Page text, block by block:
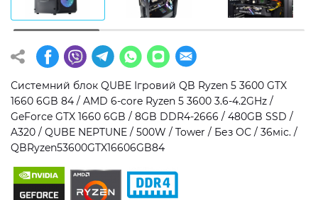
Операційна система
Windows 11 Home
Windows 11 Pro
Без ОС
Тип накопичувача
SSD
HDD
SSD + HDD
Додатково
RGB-підсвічування
Розблокований множник CPU
Системний блок QUBE Ігровий QB Ryzen 5 3600 GTX
1660 6GB 84 / AMD 6-core Ryzen 5 3600 3.6-4.2GHz /
GeForce GTX 1660 6GB / 8GB DDR4-2666 / 480GB SSD /
A320 / QUBE NEPTUNE / 500W / Tower / Без ОС / 36міс. /
QBRyzen53600GTX16606GB84